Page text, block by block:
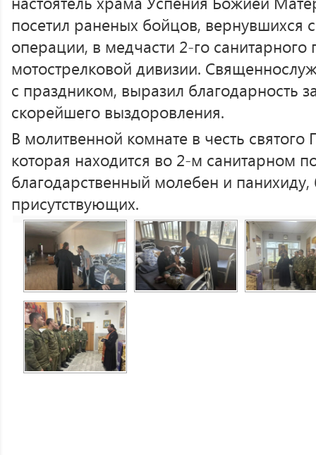
посетил раненых бойцов, вернувшихся
операции, в медчасти 2-го санитарного
мотострелковой дивизии.
с праздником, выразил благодарность
скорейшего выздоровления.
В молитвенной комнате в честь
которая находится во 2-м санитарном
благодарственный молебен и панихиду,
присутствующих.